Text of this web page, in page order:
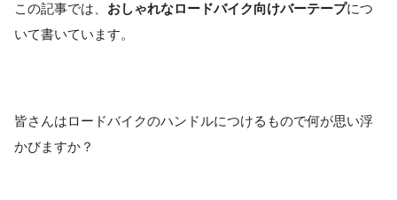
この記事では、 おしゃれなロードバイク向けバーテープにつ
いて書いています。
皆さんはロードバイクのハンドルにつけるもので何が思い浮
かびますか？